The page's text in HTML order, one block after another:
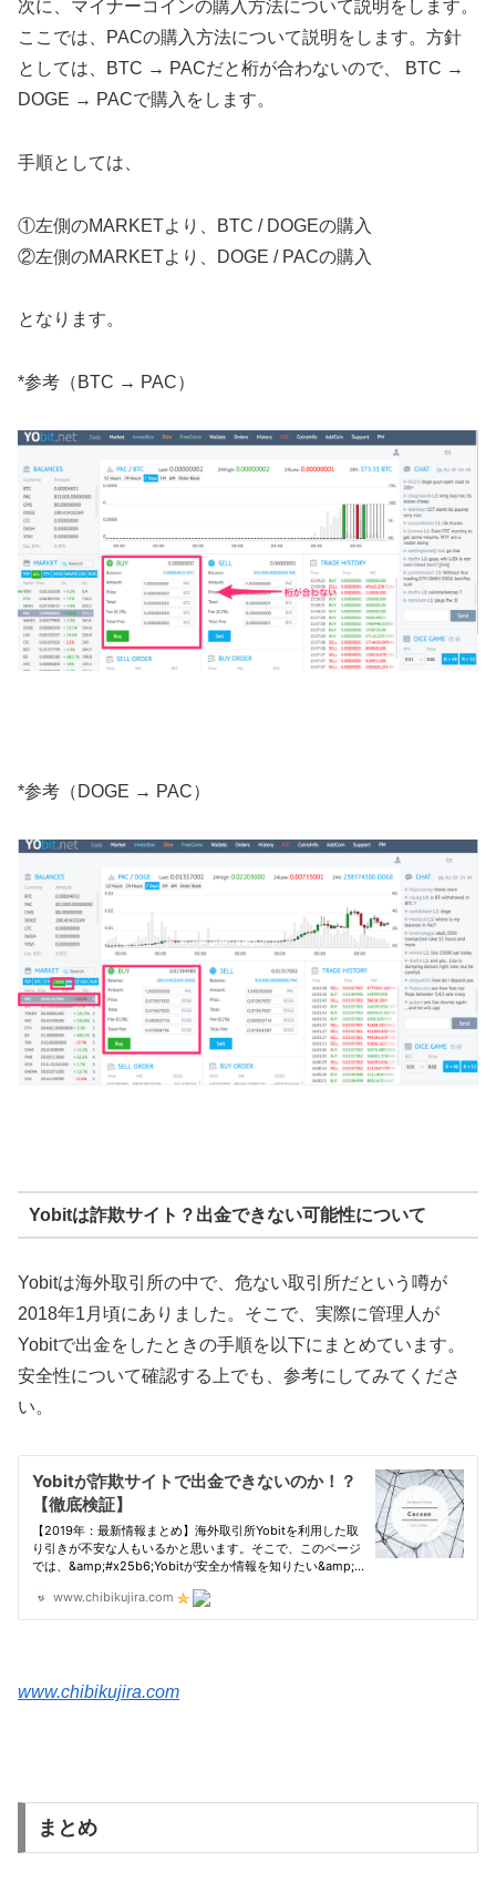
次に、マイナーコインの購入方法について説明をします。
ここでは、PACの購入方法について説明をします。方針
としては、BTC → PACだと桁が合わないので、 BTC →
DOGE → PACで購入をします。
手順としては、
①左側のMARKETより、BTC / DOGEの購入
②左側のMARKETより、DOGE / PACの購入
となります。
*参考（BTC → PAC）
*参考（DOGE → PAC）
Yobitは詐欺サイト？出金できない可能性について
Yobitは海外取引所の中で、危ない取引所だという噂が
2018年1月頃にありました。そこで、実際に管理人が
Yobitで出金をしたときの手順を以下にまとめています。
安全性について確認する上でも、参考にしてみてくださ
い。
www.chibikujira.com
まとめ